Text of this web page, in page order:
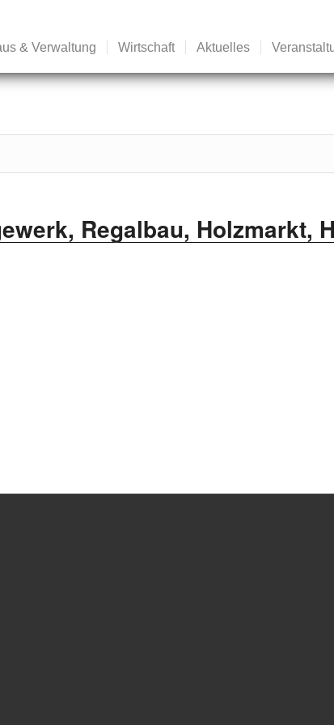
& Verwaltung Wirtschaft Aktuelles
Regalbau, Holzmarkt,